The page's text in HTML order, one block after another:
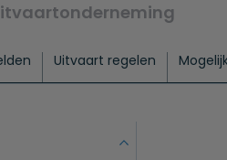
Uitvaart regelen
Begrafenis Basis